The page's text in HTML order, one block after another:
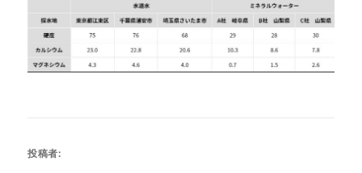
投稿者: